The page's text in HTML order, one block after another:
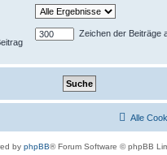
Zeichen der Beiträge
Alle
by phpBB® Forum Software © phpBB